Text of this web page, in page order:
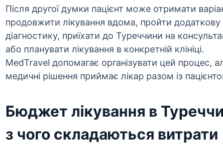
Після другої думки пацієнт може отримати
продовжити лікування вдома, пройти додаткову
діагностику, приїхати до Туреччини на
або планувати лікування в конкретній клініці.
MedTravel допомагає організувати цей процес,
медичні рішення приймає лікар разом із
Бюджет лікування в
з чого складаються витрати